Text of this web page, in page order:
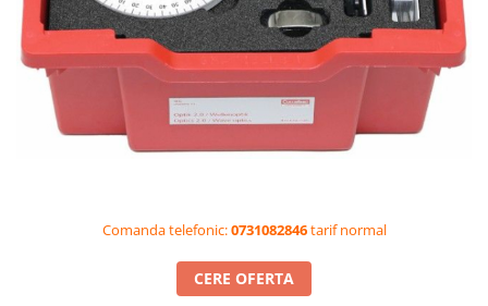
Suporti
Videoconferinta si Colaborare
Camere Videoconferinta
Boxe si Soundbar
Tehnologie Educationala
Software Educational
Table/Display-uri Interactive
Comanda telefonic:0731082846tarif normal
CERE OFERTA